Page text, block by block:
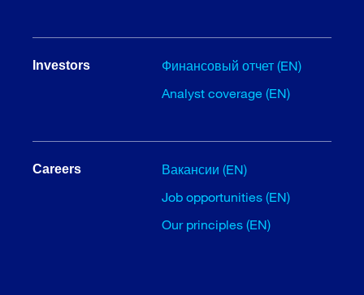
Investors
Финансовый отчет (EN)
Analyst coverage (EN)
Careers
Вакансии (EN)
Job opportunities (EN)
Our principles (EN)